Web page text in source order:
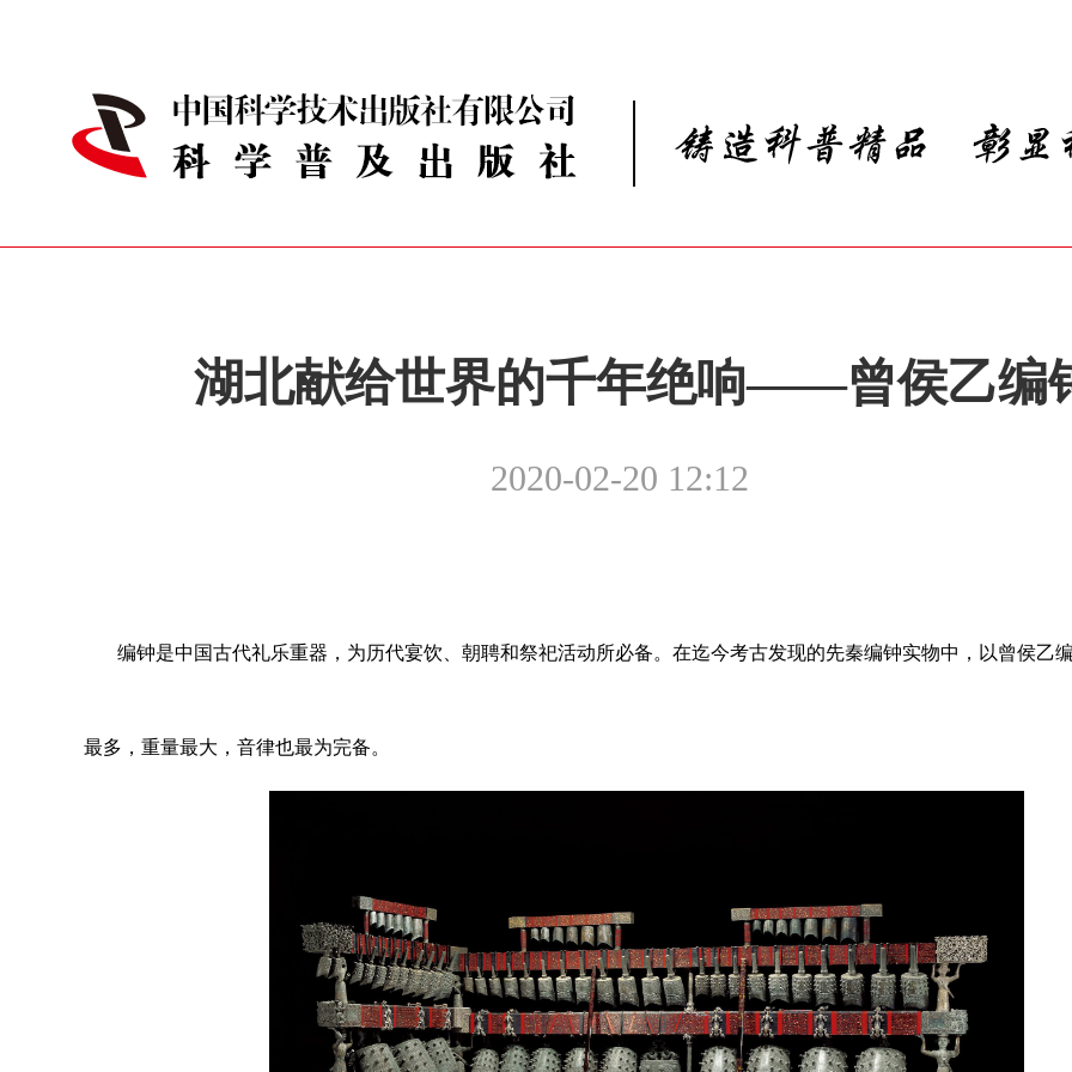
湖北献给世界的千年绝响——曾侯乙编
2020-02-20 12:12
编钟是中国古代礼乐重器 ，为历代宴饮、朝聘和祭祀活动所必备。在迄今考古发现的先秦编钟实物中，以曾侯乙
最多，重量最大，音律也最为完备。